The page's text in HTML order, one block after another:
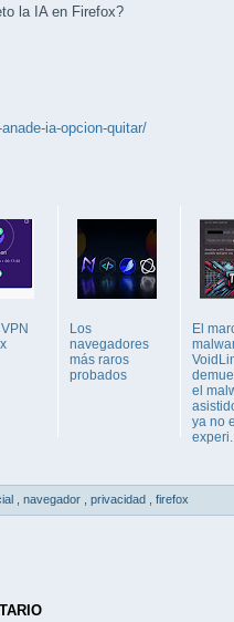
la IA en Firefox?
ia-opcion-quitar/
Los
navegadores
más raros
probados
El
el
ya no
experi...
navegador privacidad firefox